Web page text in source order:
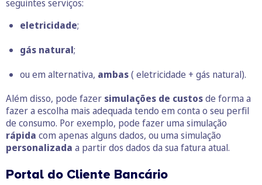
seguintes serviços:
eletricidade;
gás natural;
ou em alternativa, ambas( eletricidade + gás natural).
Além disso, pode fazer simulações de custosde forma a
fazer a escolha mais adequada tendo em conta o seu perfil
de consumo. Por exemplo, pode fazer uma simulação
rápida com apenas alguns dados, ou uma simulação
personalizada a partir dos dados da sua fatura atual.
Portal do Cliente Bancário